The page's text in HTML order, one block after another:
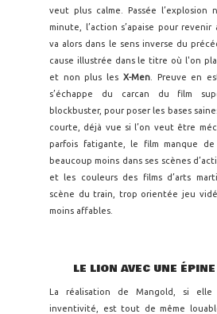
veut plus calme. Passée l’explosion
minute, l’action s’apaise pour
va alors dans le sens inverse du
cause illustrée dans le titre où l'on
et non plus les X-Men. Preuve en
s’échappe du carcan du film
blockbuster, pour poser les bases
courte, déjà vue si l’on veut être
parfois fatigante, le film manque
beaucoup moins dans ses scènes
et les couleurs des films d’arts
scène du train, trop orientée jeu
moins affables.
LE LION AVEC UNE
La réalisation de Mangold, si
inventivité, est tout de même